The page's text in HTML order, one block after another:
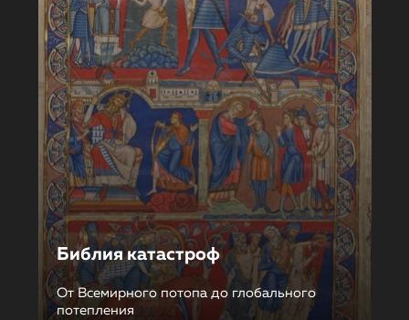
Библия катастроф
От Всемирного потопа до глобального
потепления